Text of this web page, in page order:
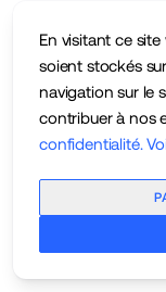
En visitant ce
soient stockés
navigation sur le
contribuer à nos
confidentialité.